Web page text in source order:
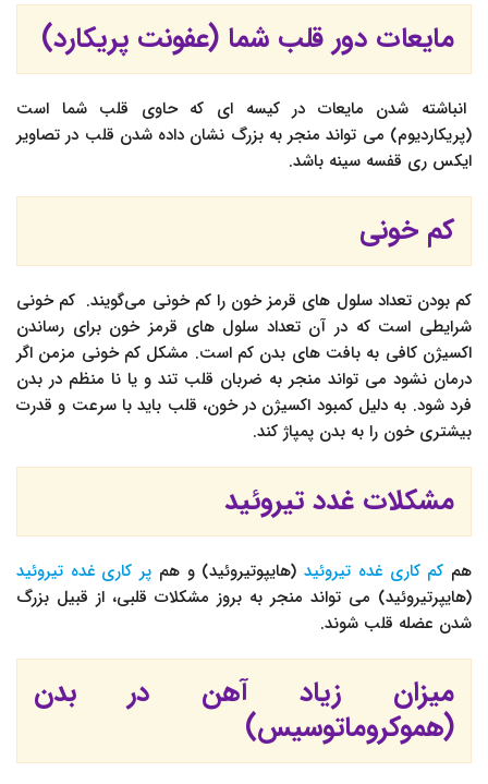
مایعات دور قلب شما (عفونت پریکارد)
انباشته شدن مایعات در کیسه ای که حاوی قلب شما است
(پریکاردیوم) می تواند منجر به بزرگ نشان داده شدن قلب در تصاویر
ایکس ری قفسه سینه باشد.
کم خونی
کم بودن تعداد سلول های قرمز خون را کم خونی می‌گویند. کم خونی
شرایطی است که در آن تعداد سلول های قرمز خون برای رساندن
اکسیژن کافی به بافت های بدن کم است. مشکل کم خونی مزمن اگر
درمان نشود می تواند منجر به ضربان قلب تند و یا نا منظم در بدن
فرد شود. به دلیل کمبود اکسیژن در خون، قلب باید با سرعت و قدرت
بیشتری خون را به بدن پمپاژ کند.
مشکلات غدد تیروئید
هم کم کاری غده تیروئید(هایپوتیروئید) و هم پر کاری غده تیروئید
(هایپرتیروئید) می تواند منجر به بروز مشکلات قلبی، از قبیل بزرگ
شدن عضله قلب شوند.
میزان زیاد آهن در بدن
(هموکروماتوسیس)